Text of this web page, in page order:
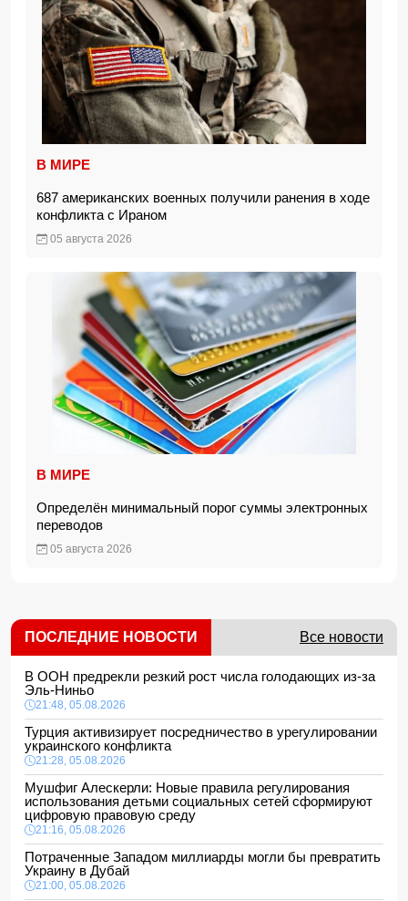
В МИРЕ
687 американских военных получили ранения в ходе
конфликта с Ираном
05 августа 2026
В МИРЕ
Определён минимальный порог суммы электронных
переводов
05 августа 2026
ПОСЛЕДНИЕ НОВОСТИ Все новости
В ООН предрекли резкий рост числа голодающих из-за
Эль-Ниньо
21:48, 05.08.2026
Турция активизирует посредничество в урегулировании
украинского конфликта
21:28, 05.08.2026
Мушфиг Алескерли: Новые правила регулирования
использования детьми социальных сетей сформируют
цифровую правовую среду
21:16, 05.08.2026
Потраченные Западом миллиарды могли бы превратить
Украину в Дубай
21:00, 05.08.2026